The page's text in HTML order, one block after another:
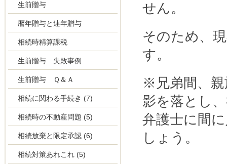
せん。
そのため、
す。
※兄弟間、親
影を落とし
弁護士に間
しょう。
生前贈与
暦年贈与と連年贈与
相続時精算課税
生前贈与 失敗事例
生前贈与 Ｑ＆Ａ
相続に関わる手続き (7)
相続時の不動産問題 (5)
相続放棄と限定承認 (6)
相続対策あれこれ (5)